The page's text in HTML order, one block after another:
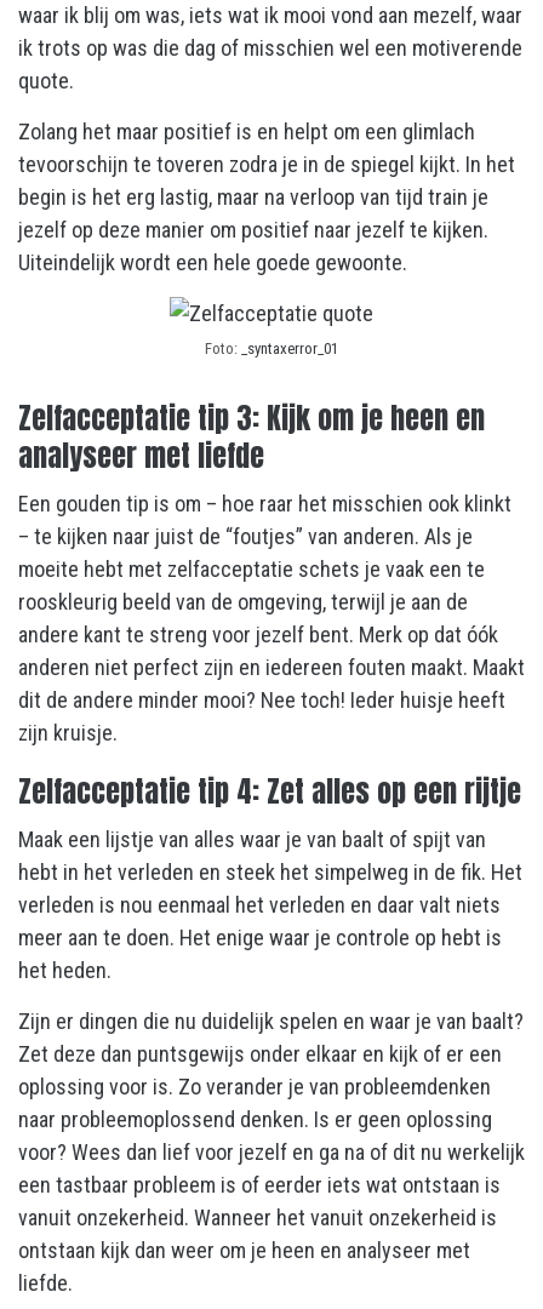
waar ik blij om was, iets wat ik mooi vond aan mezelf, waar
ik trots op was die dag of misschien wel een motiverende
quote.
Zolang het maar positief is en helpt om een glimlach
tevoorschijn te toveren zodra je in de spiegel kijkt. In het
begin is het erg lastig, maar na verloop van tijd train je
jezelf op deze manier om positief naar jezelf te kijken.
Uiteindelijk wordt een hele goede gewoonte.
Foto: _syntaxerror_01
Zelfacceptatie tip 3: Kijk om je heen en
analyseer met liefde
Een gouden tip is om – hoe raar het misschien ook klinkt
– te kijken naar juist de “foutjes” van anderen. Als je
moeite hebt met zelfacceptatie schets je vaak een te
rooskleurig beeld van de omgeving, terwijl je aan de
andere kant te streng voor jezelf bent. Merk op dat óók
anderen niet perfect zijn en iedereen fouten maakt. Maakt
dit de andere minder mooi? Nee toch! Ieder huisje heeft
zijn kruisje.
Zelfacceptatie tip 4: Zet alles op een rijtje
Maak een lijstje van alles waar je van baalt of spijt van
hebt in het verleden en steek het simpelweg in de fik. Het
verleden is nou eenmaal het verleden en daar valt niets
meer aan te doen. Het enige waar je controle op hebt is
het heden.
Zijn er dingen die nu duidelijk spelen en waar je van baalt?
Zet deze dan puntsgewijs onder elkaar en kijk of er een
oplossing voor is. Zo verander je van probleemdenken
naar probleemoplossend denken. Is er geen oplossing
voor? Wees dan lief voor jezelf en ga na of dit nu werkelijk
een tastbaar probleem is of eerder iets wat ontstaan is
vanuit onzekerheid. Wanneer het vanuit onzekerheid is
ontstaan kijk dan weer om je heen en analyseer met
liefde.